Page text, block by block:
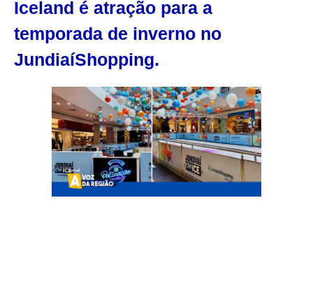
Iceland é atração para a
temporada de inverno no
JundiaíShopping.